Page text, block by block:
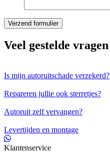
Veel gestelde vragen
Is mijn autoruitschade verzekerd?
Repareren jullie ook sterretjes?
Autoruit zelf vervangen?
Levertijden en montage
Klantenservice